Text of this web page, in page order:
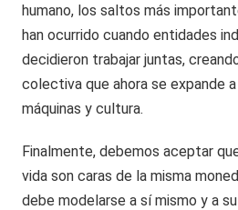
humano, los saltos más
han ocurrido cuando entidades
decidieron trabajar juntas,
colectiva que ahora se expande
máquinas y cultura.
Finalmente, debemos aceptar
vida son caras de la misma
debe modelarse a sí mismo y a